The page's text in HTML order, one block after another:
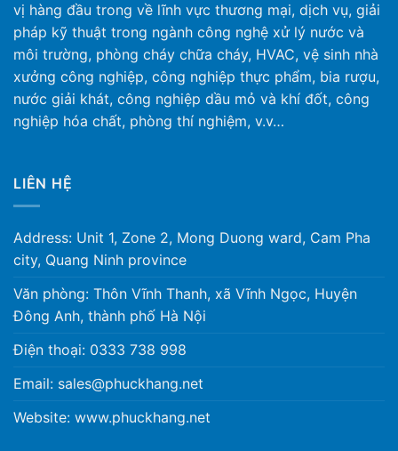
vị hàng đầu trong về lĩnh vực thương mại, dịch vụ, giải
pháp kỹ thuật trong ngành công nghệ xử lý nước và
môi trường, phòng cháy chữa cháy, HVAC, vệ sinh nhà
xưởng công nghiệp, công nghiệp thực phẩm, bia rượu,
nước giải khát, công nghiệp dầu mỏ và khí đốt, công
nghiệp hóa chất, phòng thí nghiệm, v.v…
LIÊN HỆ
Address: Unit 1, Zone 2, Mong Duong ward, Cam Pha
city, Quang Ninh province
Văn phòng: Thôn Vĩnh Thanh, xã Vĩnh Ngọc, Huyện
Đông Anh, thành phố Hà Nội
Điện thoại: 0333 738 998
Email: sales@phuckhang.net
Website: www.phuckhang.net